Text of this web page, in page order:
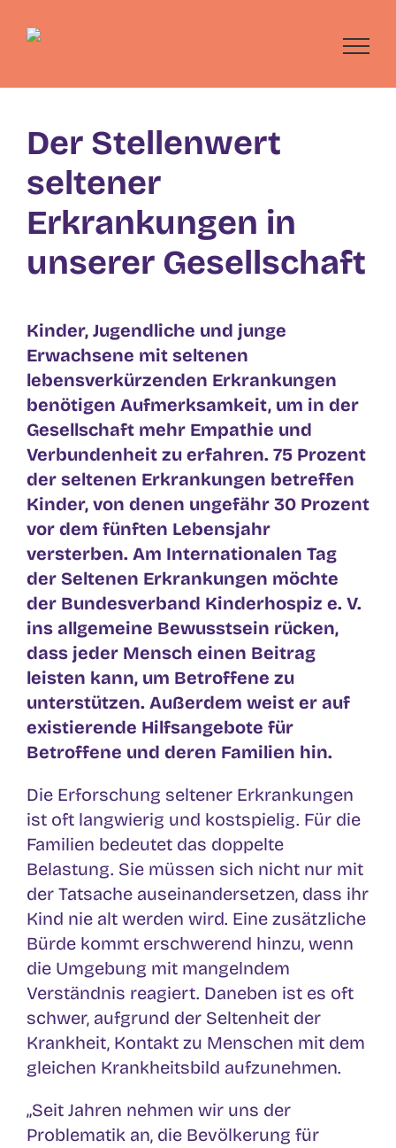
Der Stellenwert
seltener
Erkrankungen in
unserer Gesellschaft
Kinder, Jugendliche und junge
Erwachsene mit seltenen
lebensverkürzenden Erkrankungen
benötigen Aufmerksamkeit, um in der
Gesellschaft mehr Empathie und
Verbundenheit zu erfahren. 75 Prozent
der seltenen Erkrankungen betreffen
Kinder, von denen ungefähr 30 Prozent
vor dem fünften Lebensjahr
versterben. Am Internationalen Tag
der Seltenen Erkrankungen möchte
der Bundesverband Kinderhospiz e. V.
ins allgemeine Bewusstsein rücken,
dass jeder Mensch einen Beitrag
leisten kann, um Betroffene zu
unterstützen. Außerdem weist er auf
existierende Hilfsangebote für
Betroffene und deren Familien hin.
Die Erforschung seltener Erkrankungen
ist oft langwierig und kostspielig. Für die
Familien bedeutet das doppelte
Belastung. Sie müssen sich nicht nur mit
der Tatsache auseinandersetzen, dass ihr
Kind nie alt werden wird. Eine zusätzliche
Bürde kommt erschwerend hinzu, wenn
die Umgebung mit mangelndem
Verständnis reagiert. Daneben ist es oft
schwer, aufgrund der Seltenheit der
Krankheit, Kontakt zu Menschen mit dem
gleichen Krankheitsbild aufzunehmen.
„Seit Jahren nehmen wir uns der
Problematik an, die Bevölkerung für